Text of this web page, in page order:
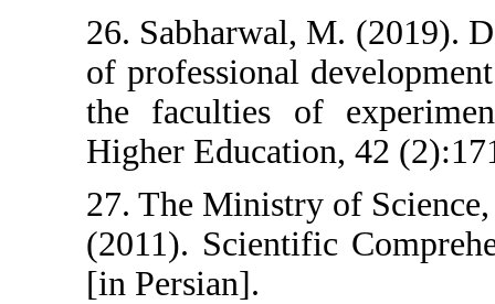
26. Sabharwal, M.
of professional
the faculties of
Higher Education,
27. The Ministry of
(2011). Scientific
[in Persian].